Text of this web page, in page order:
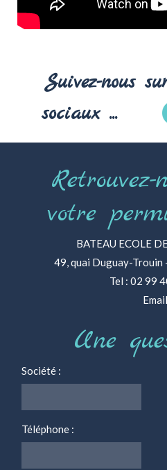
Suivez-nous
sociaux ...
votre
BATEAU ECOLE
49, quai Duguay-
Tel : 02 99
Email
Une
Société :
Téléphone :